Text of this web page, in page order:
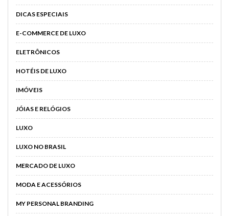
DICAS ESPECIAIS
E-COMMERCE DE LUXO
ELETRÔNICOS
HOTÉIS DE LUXO
IMÓVEIS
JÓIAS E RELÓGIOS
LUXO
LUXO NO BRASIL
MERCADO DE LUXO
MODA E ACESSÓRIOS
MY PERSONAL BRANDING